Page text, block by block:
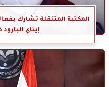
المكتبة المتنقلة تشارك
إيتاي